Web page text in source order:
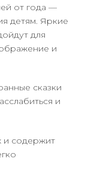
от года —
детям. Яркие
для
и
сказки
и
и содержит